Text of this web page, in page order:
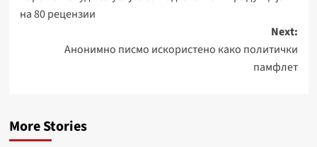
на 80 рецензии
Next:
Анонимно писмо искористено како политички
памфлет
More Stories